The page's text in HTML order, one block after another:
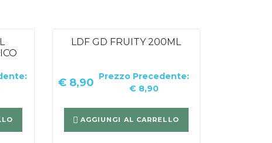
LDF GD FRUITY 200ML
€8,90 Prezzo Precedente:
€ 8,90
AGGIUNGI AL CARRELLO